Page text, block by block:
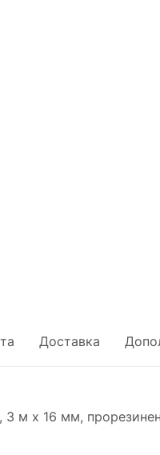
Доставка
3 м х 16 мм,